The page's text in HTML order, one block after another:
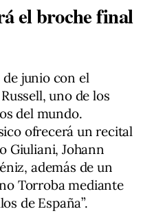
el broche final
junio con el
uno de los
del mundo.
ofrecerá un recital
Giuliani, Johann
además de un
Torroba mediante
de España”.